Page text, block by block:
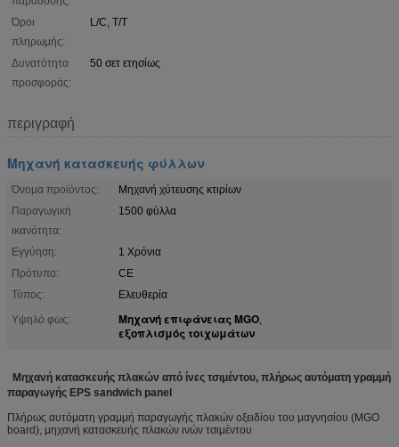
Όροι
πληρωμής:
L/C, T/T
Δυνατότητα
προσφοράς:
50 σετ ετησίως
περιγραφή
Μηχανή κατασκευής φύλλων
Όνομα προϊόντος:
Μηχανή χύτευσης κτιρίων
Παραγωγική
ικανότητα:
1500 φύλλα
Εγγύηση:
1 Χρόνια
Πρότυπο:
CE
Τύπος:
Ελευθερία
Υψηλό φως:
Μηχανή επιφάνειας MGO,
εξοπλισμός τοιχωμάτων
Μηχανή κατασκευής πλακών από ίνες τσιμέντου, πλήρως αυτόματη γραμμή
παραγωγής EPS sandwich panel
Πλήρως αυτόματη γραμμή παραγωγής πλακών οξειδίου του μαγνησίου (MGO
board), μηχανή κατασκευής πλακών ινών τσιμέντου